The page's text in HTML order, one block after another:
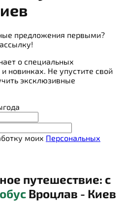
предложения первыми?
о специальных
новинках. Не упустите свой
эксклюзивные
моих Персональных
путешествие: с
Вроцлав - Киев